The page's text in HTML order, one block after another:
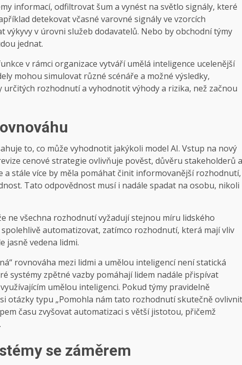
informací, odfiltrovat šum a vynést na světlo signály, které
detekovat včasné varovné signály ve vzorcích
výkyvy v úrovni služeb dodavatelů. Nebo by obchodní týmy
jednat.
v rámci organizace vytváří umělá inteligence ucelenější
mohou simulovat různé scénáře a možné výsledky,
rozhodnutí a vyhodnotit výhody a rizika, než začnou
to, co může vyhodnotit jakýkoli model AI. Vstup na nový
cenové strategie ovlivňuje pověst, důvěru stakeholderů a
stále více by měla pomáhat činit informovanější rozhodnutí,
Tato odpovědnost musí i nadále spadat na osobu, nikoli
ne všechna rozhodnutí vyžadují stejnou míru lidského
automatizovat, zatímco rozhodnutí, která mají vliv
jasně vedena lidmi.
rovnováha mezi lidmi a umělou inteligencí není statická
systémy zpětné vazby pomáhají lidem nadále přispívat
umělou inteligenci. Pokud týmy pravidelně
otázky typu „Pomohla nám tato rozhodnutí skutečně ovlivnit
času zvyšovat automatizaci s větší jistotou, přičemž
se záměrem